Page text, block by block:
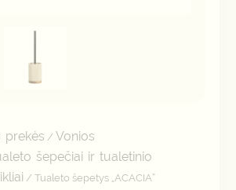
prekės / Vonios
šepečiai ir tualetinio
/ Tualeto šepetys „ACACIA”